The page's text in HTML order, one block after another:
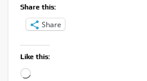
Share this:
Share
Like this:
Loading…